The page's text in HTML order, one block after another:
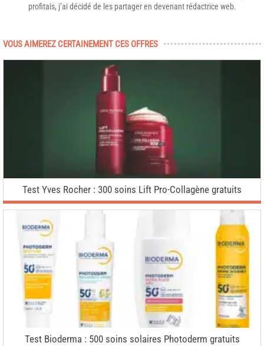
profitais, j’ai décidé de les partager en devenant rédactrice web.
VOUS AIMEREZ CERTAINEMENT CES OFFRES
Test Yves Rocher : 300 soins Lift Pro-Collagène gratuits
Test Bioderma : 500 soins solaires Photoderm gratuits